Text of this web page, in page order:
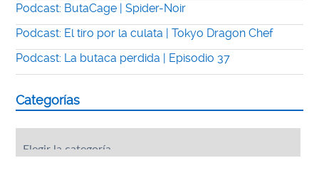
Podcast: ButaCage | Spider-Noir
Podcast: El tiro por la culata | Tokyo Dragon Chef
Podcast: La butaca perdida | Episodio 37
Categorías